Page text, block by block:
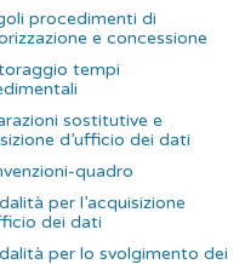
procedimenti di
e concessione
tempi
sostitutive e
d’ufficio dei dati
quadro
per l’acquisizione
dei dati
per lo svolgimento dei